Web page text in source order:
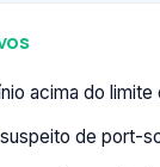
acima do limite
de port-